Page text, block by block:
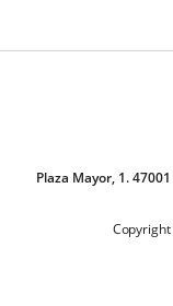
Plaza Mayor, 1.